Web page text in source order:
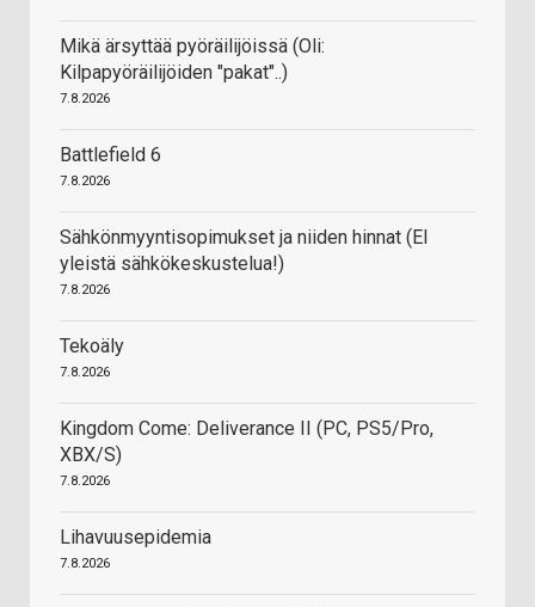
Mikä ärsyttää pyöräilijöissä (Oli:
Kilpapyöräilijöiden "pakat"..)
7.8.2026
Battlefield 6
7.8.2026
Sähkönmyyntisopimukset ja niiden hinnat (EI
yleistä sähkökeskustelua!)
7.8.2026
Tekoäly
7.8.2026
Kingdom Come: Deliverance II (PC, PS5/Pro,
XBX/S)
7.8.2026
Lihavuusepidemia
7.8.2026